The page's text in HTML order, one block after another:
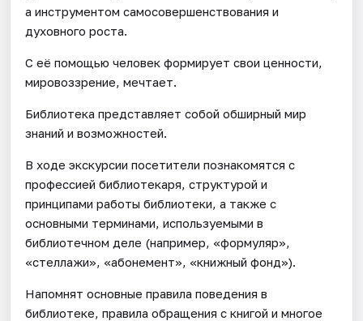
а инструментом самосовершенствования и
духовного роста.
С её помощью человек формирует свои ценности,
мировоззрение, мечтает.
Библиотека представляет собой обширный мир
знаний и возможностей.
В ходе экскурсии посетители познакомятся с
профессией библиотекаря, структурой и
принципами работы библиотеки, а также с
основными терминами, используемыми в
библиотечном деле (например, «формуляр»,
«стеллажи», «абонемент», «книжный фонд»).
Напомнят основные правила поведения в
библиотеке, правила обращения с книгой и многое